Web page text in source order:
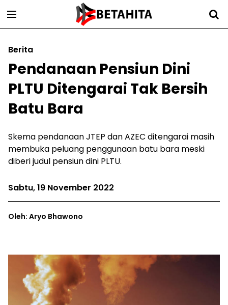
Berita
Pendanaan Pensiun Dini
PLTU Ditengarai Tak Bersih
Batu Bara
Skema pendanaan JTEP dan AZEC ditengarai masih
membuka peluang penggunaan batu bara meski
diberi judul pensiun dini PLTU.
Sabtu, 19 November 2022
Oleh: Aryo Bhawono